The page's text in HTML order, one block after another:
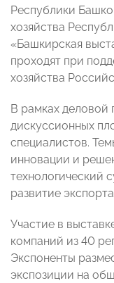
Республики
хозяйства
«Башкирская
проходят при
хозяйства
В рамках деловой
дискуссионных
специалистов.
инновации и
технологический
развитие
Участие в
компаний из 40
Экспоненты
экспозиции на